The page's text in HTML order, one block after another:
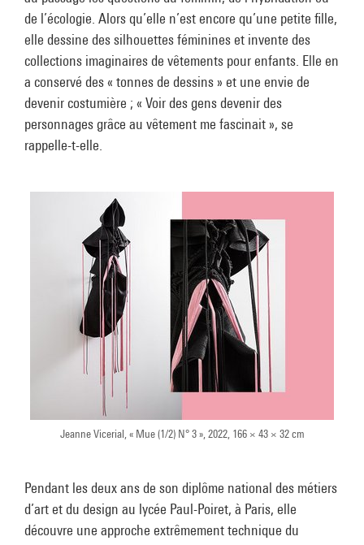
de l’écologie. Alors qu’elle n’est encore qu’une petite fille,
elle dessine des silhouettes féminines et invente des
collections imaginaires de vêtements pour enfants. Elle en
a conservé des « tonnes de dessins » et une envie de
devenir costumière ; « Voir des gens devenir des
personnages grâce au vêtement me fascinait », se
rappelle-t-elle.
Jeanne Vicerial, « Mue (1/2) N° 3 », 2022, 166 × 43 × 32 cm
Pendant les deux ans de son diplôme national des métiers
d’art et du design au lycée Paul-Poiret, à Paris, elle
découvre une approche extrêmement technique du